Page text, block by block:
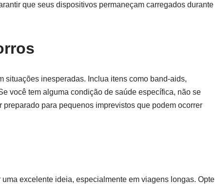
que seus dispositivos permaneçam carregados durante
situações inesperadas. Inclua itens como band-aids,
você tem alguma condição de saúde específica, não se
para pequenos imprevistos que podem ocorrer
excelente ideia, especialmente em viagens longas. Opte